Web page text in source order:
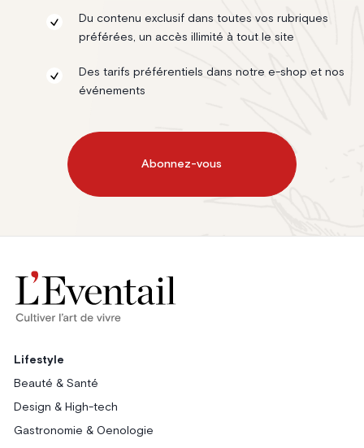
Du contenu exclusif dans toutes vos rubriques
préférées, un accès illimité à tout le site
Des tarifs préférentiels dans notre e-shop et nos
événements
Abonnez-vous
Lifestyle
Beauté & Santé
Design & High-tech
Gastronomie & Oenologie